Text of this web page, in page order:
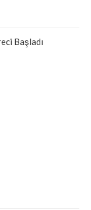
Başladı